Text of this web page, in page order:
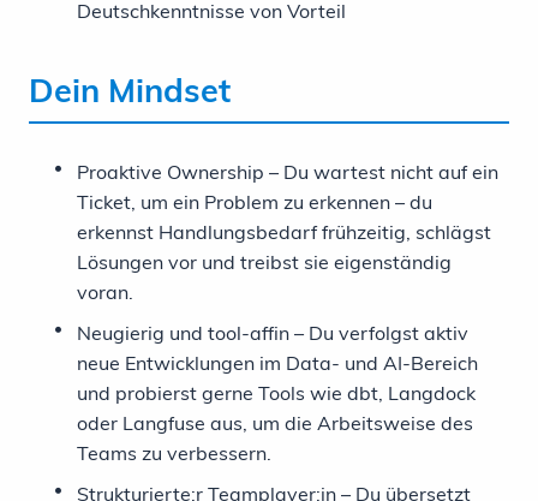
Deutschkenntnisse von Vorteil
Dein Mindset
Proaktive Ownership – Du wartest nicht auf ein
Ticket, um ein Problem zu erkennen – du
erkennst Handlungsbedarf frühzeitig, schlägst
Lösungen vor und treibst sie eigenständig
voran.
Neugierig und tool-affin – Du verfolgst aktiv
neue Entwicklungen im Data- und AI-Bereich
und probierst gerne Tools wie dbt, Langdock
oder Langfuse aus, um die Arbeitsweise des
Teams zu verbessern.
Strukturierte:r Teamplayer:in – Du übersetzt